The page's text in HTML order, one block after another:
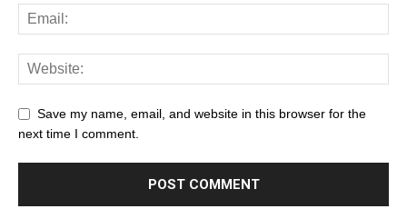
Save my name, email, and website in this browser for the
next time I comment.